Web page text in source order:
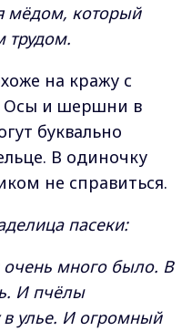
мёдом, который
трудом.
на кражу с
Осы и шершни в
буквально
В одиночку
не справиться.
пасеки:
много было. В
И пчёлы
улье. И огромный